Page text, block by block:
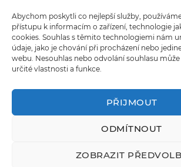
Abychom poskytli co nejlepší služby,
přístupu k informacím o zařízení, technologie
cookies. Souhlas s těmito technologiemi nám
údaje, jako je chování při procházení nebo
webu. Nesouhlas nebo odvolání souhlasu
určité vlastnosti a funkce.
PŘIJMOUT
ODMÍTNOUT
ZOBRAZIT
Na základě předlohy a přání zákazníka
Aby byl výsledek co nejleší, často
které zákazník projednává přímo s
render konečné podoby.